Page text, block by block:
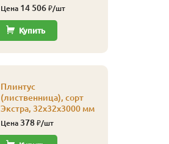
Цена 14 506₽/шт
Купить
Плинтус
(лиственница), сорт
Экстра, 32х32х3000 мм
Цена 378₽/шт